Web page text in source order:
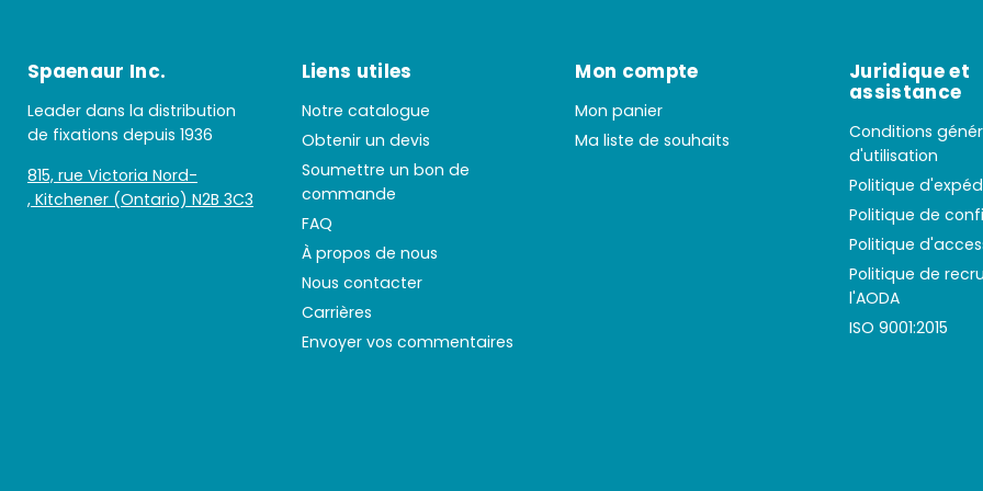
Spaenaur Inc.
Leader dans la distribution
de fixations depuis 1936
815, rue Victoria Nord-
, Kitchener (Ontario) N2B 3C3
Liens utiles
Notre catalogue
Obtenir un devis
Soumettre un bon de
commande
FAQ
À propos de nous
Nous contacter
Carrières
Envoyer vos commentaires
Mon compte
Mon panier
Ma liste de souhaits
Juridique et
assistance
Conditions
d'utilisation
Politique
Politique de
Politique
Politique de
l'AODA
ISO 9001:2015